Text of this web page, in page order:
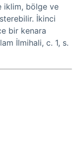
iklim, bölge ve
İkinci
bir kenara
İlmihali, c. 1, s.